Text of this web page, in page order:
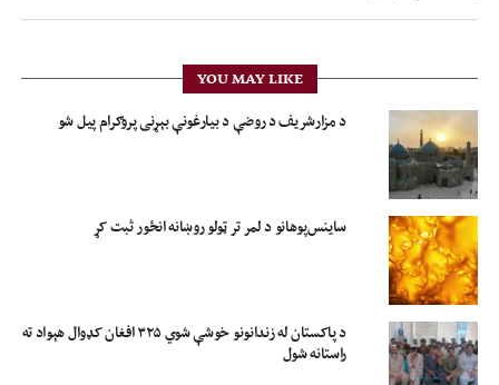
YOU MAY LIKE
د مزارشریف د روضې د بیارغونې بېړنی پروګرام پیل شو
ساینس‌پوهانو د لمر تر ټولو روښانه انځور ثبت کړ
د پاکستان له زندانونو خوشې شوي ۳۲۵ افغان کډوال هېواد ته
راستانه شول